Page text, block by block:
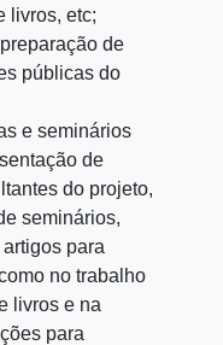
livros, etc;
de
públicas do
e seminários
de
do projeto,
seminários,
para
no trabalho
livros e na
para